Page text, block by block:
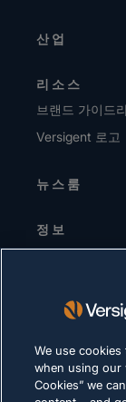
산업
리소스
브랜드 가이드
Versigent 로고
뉴스룸
정보
경영진 / 리더
공급업체
채용 정보
We use
when using our
Cookies” we